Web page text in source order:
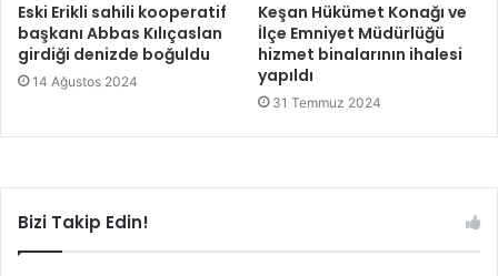
Eski Erikli sahili kooperatif
başkanı Abbas Kılıçaslan
girdiği denizde boğuldu
14 Ağustos 2024
Keşan Hükümet Konağı ve
İlçe Emniyet Müdürlüğü
hizmet binalarının ihalesi
yapıldı
31 Temmuz 2024
Bizi Takip Edin!